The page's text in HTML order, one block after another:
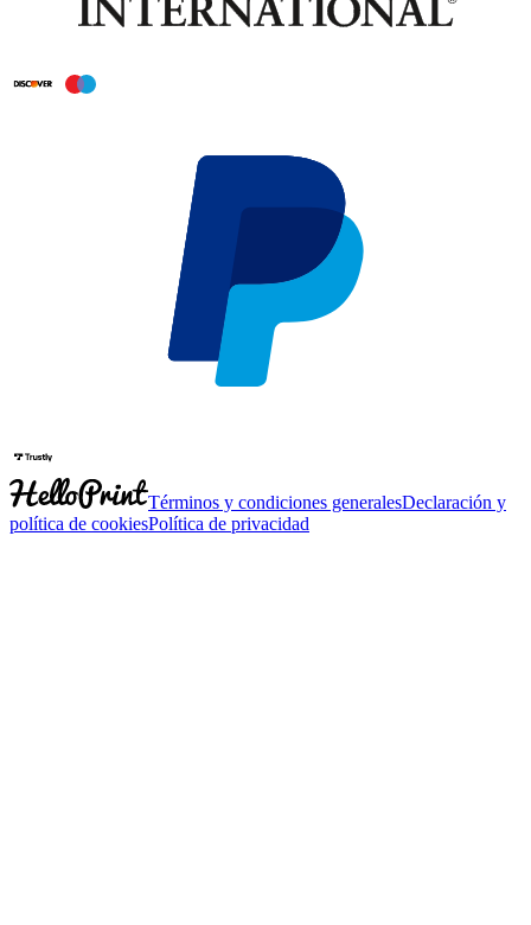
Términos y condiciones generalesDeclaración y
política de cookiesPolítica de privacidad